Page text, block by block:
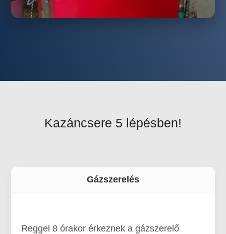
Kazáncsere 5 lépésben!
Gázszerelés
Reggel 8 órakor érkeznek a gázszerelő